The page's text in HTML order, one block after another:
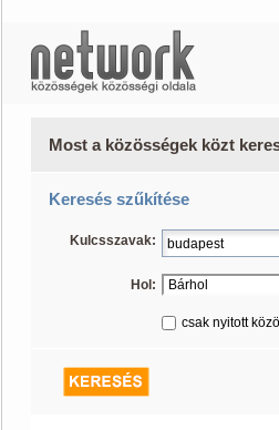
Most a közösségek közt
Keresés szűkítése
Kulcsszavak:
Hol:
csak nyitott